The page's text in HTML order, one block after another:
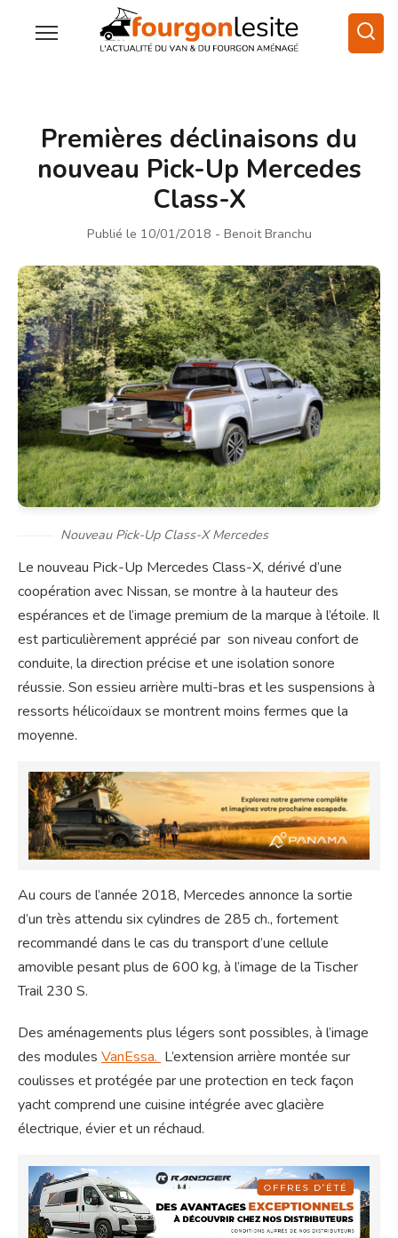
Premières déclinaisons du
nouveau Pick-Up Mercedes
Class-X
Publié le 10/01/2018 - Benoit Branchu
Nouveau Pick-Up Class-X Mercedes
Le nouveau Pick-Up Mercedes Class-X, dérivé d’une
coopération avec Nissan, se montre à la hauteur des
espérances et de l’image premium de la marque à l’étoile. Il
est particulièrement apprécié par son niveau confort de
conduite, la direction précise et une isolation sonore
réussie. Son essieu arrière multi-bras et les suspensions à
ressorts hélicoïdaux se montrent moins fermes que la
moyenne.
Au cours de l’année 2018, Mercedes annonce la sortie
d’un très attendu six cylindres de 285 ch., fortement
recommandé dans le cas du transport d’une cellule
amovible pesant plus de 600 kg, à l’image de la Tischer
Trail 230 S.
Des aménagements plus légers sont possibles, à l’image
des modules VanEssa. L’extension arrière montée sur
coulisses et protégée par une protection en teck façon
yacht comprend une cuisine intégrée avec glacière
électrique, évier et un réchaud.